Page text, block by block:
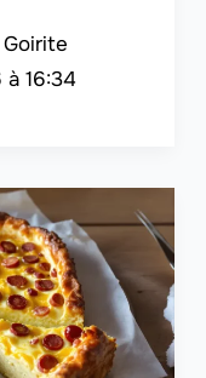
à 16:34